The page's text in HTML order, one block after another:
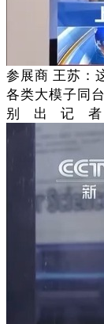
参展商 王苏：
各类大模子同
别出记